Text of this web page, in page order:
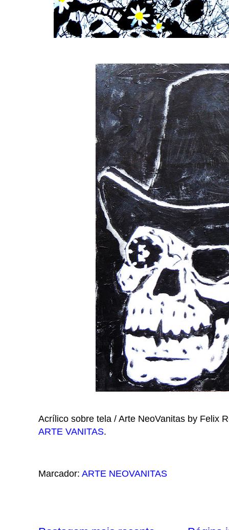
Acrílico sobre tela / Arte NeoVanitas by Felix
ARTE VANITAS.
Marcador:ARTE NEOVANITAS